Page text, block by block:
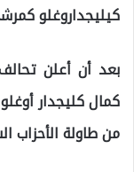
كيليجداروغلو
بعد أن أعلن
كمال كليجدار
من طاولة الأحزاب